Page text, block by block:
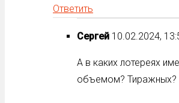
Ответить
Сергей 10.02.2024,
А в каких лотереях
объемом? Тиражных?